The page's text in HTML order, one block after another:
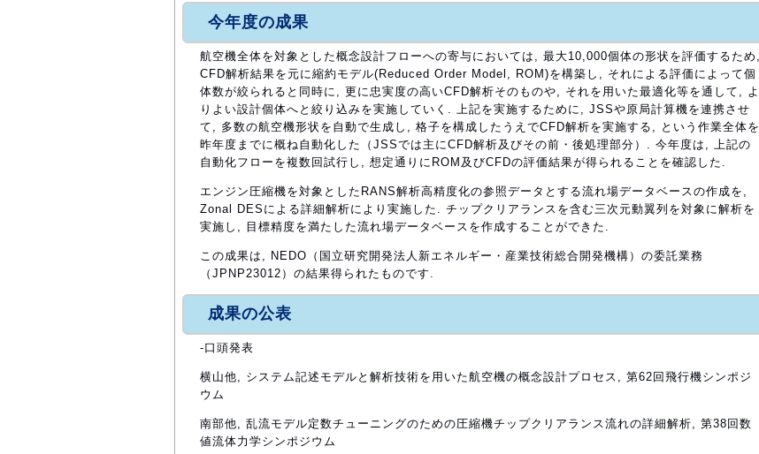
今年度の成果
航空機全体を対象とした概念設計フローへの寄与においては, 最大10,000個体の形状を評価するため,
CFD解析結果を元に縮約モデル(Reduced Order Model, ROM)を構築し, それによる評価によって個
体数が絞られると同時に, 更に忠実度の高いCFD解析そのものや, それを用いた最適化等を通して, よ
りよい設計個体へと絞り込みを実施していく. 上記を実施するために, JSSや原局計算機を連携させ
て, 多数の航空機形状を自動で生成し, 格子を構成したうえでCFD解析を実施する, という作業全体を
昨年度までに概ね自動化した（JSSでは主にCFD解析及びその前・後処理部分）. 今年度は, 上記の
自動化フローを複数回試行し, 想定通りにROM及びCFDの評価結果が得られることを確認した.
エンジン圧縮機を対象としたRANS解析高精度化の参照データとする流れ場データベースの作成を,
Zonal DESによる詳細解析により実施した. チップクリアランスを含む三次元動翼列を対象に解析を
実施し, 目標精度を満たした流れ場データベースを作成することができた.
この成果は, NEDO（国立研究開発法人新エネルギー・産業技術総合開発機構）の委託業務
（JPNP23012）の結果得られたものです.
成果の公表
-口頭発表
横山他, システム記述モデルと解析技術を用いた航空機の概念設計プロセス, 第62回飛行機シンポジ
ウム
南部他, 乱流モデル定数チューニングのための圧縮機チップクリアランス流れの詳細解析, 第38回数
値流体力学シンポジウム